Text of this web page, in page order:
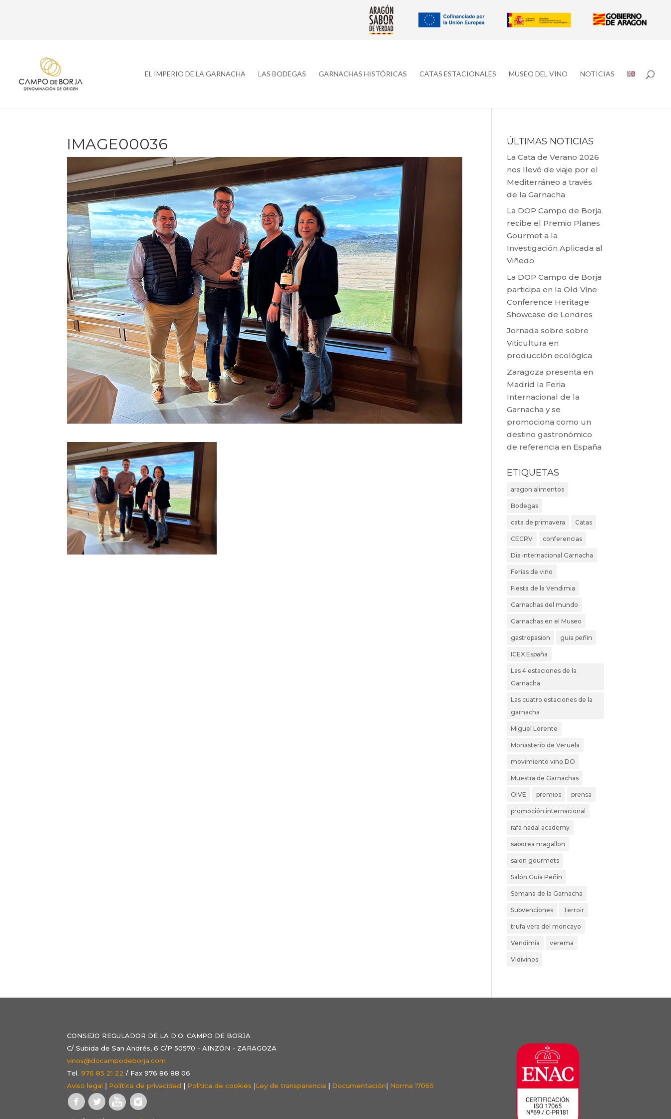
EL IMPERIO DE LA GARNACHA LAS BODEGAS GARNACHAS HISTÓRICAS CATAS ESTACIONALES MUSEO DEL VINO NOTICIAS
IMAGE00036 ÚLTIMAS NOTICIAS
La Cata de Verano 2026
nos llevó de viaje por el
Mediterráneo a través
de la Garnacha
La DOP Campo de Borja
recibe el Premio Planes
Gourmet a la
Investigación Aplicada al
Viñedo
La DOP Campo de Borja
participa en la Old Vine
Conference Heritage
Showcase de Londres
Jornada sobre sobre
Viticultura en
producción ecológica
Zaragoza presenta en
Madrid la Feria
Internacional de la
Garnacha y se
promociona como un
destino gastronómico
de referencia en España
ETIQUETAS
aragon alimentos
Bodegas
cata de primavera Catas
CECRV conferencias
Dia internacional Garnacha
Ferias de vino
Fiesta de la Vendimia
Garnachas del mundo
Garnachas en el Museo
gastropasion guia peñin
ICEX España
Las 4 estaciones de la
Garnacha
Las cuatro estaciones de la
garnacha
Miguel Lorente
Monasterio de Veruela
movimiento vino DO
Muestra de Garnachas
OIVE premios prensa
promoción internacional
rafa nadal academy
saborea magallon
salon gourmets
Salón Guía Peñin
Semana de la Garnacha
Subvenciones Terroir
trufa vera del moncayo
Vendimia verema
Vidivinos
CONSEJO REGULADOR DE LA D.O. CAMPO DE BORJA
C/ Subida de San Andrés, 6 C/P 50570 - AINZÓN - ZARAGOZA
vinos@docampodeborja.com
Tel.976 85 21 22 / Fax 976 86 88 06
Aviso legal | Política de privacidad | Política de cookies |Ley de transparencia | Documentación| Norma 17065